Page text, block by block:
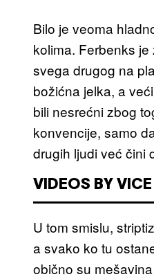
Bilo je veoma
kolima. Ferbenks
svega drugog na
božićna jelka, a
bili nesrećni zbog
konvencije, samo
drugih ljudi već čini
VIDEOS BY VICE
U tom smislu,
a svako ko tu
obično su